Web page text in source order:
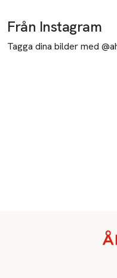
Från Instagram
Tagga dina bilder med